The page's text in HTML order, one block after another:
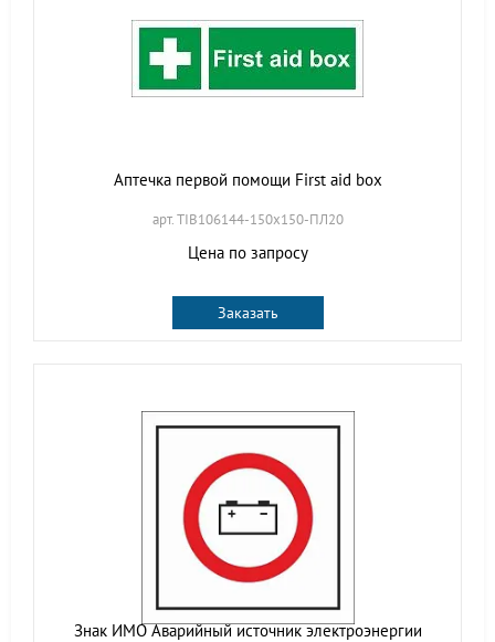
Аптечка первой помощи First aid box
арт. TIB106144-150х150-ПЛ20
Цена по запросу
Заказать
Знак ИМО Аварийный источник электроэнергии